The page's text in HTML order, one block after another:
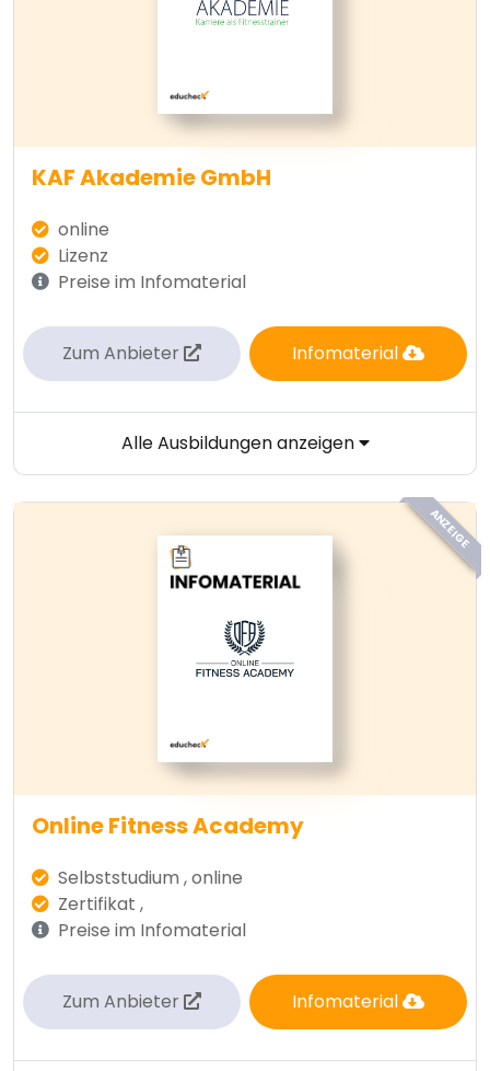
KAF Akademie GmbH
online
Lizenz
Preise im Infomaterial
Zum Anbieter Infomaterial
Alle Ausbildungen anzeigen
ANZEIGE
Online Fitness Academy
Selbststudium , online
Zertifikat ,
Preise im Infomaterial
Zum Anbieter Infomaterial